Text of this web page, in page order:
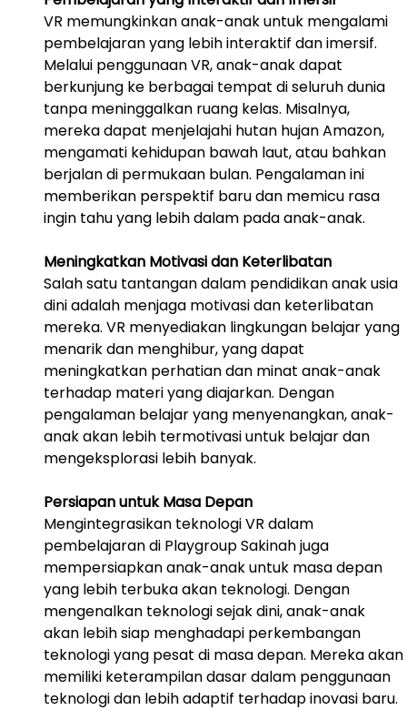
VR memungkinkan anak-anak untuk mengalami
pembelajaran yang lebih interaktif dan imersif.
Melalui penggunaan VR, anak-anak dapat
berkunjung ke berbagai tempat di seluruh dunia
tanpa meninggalkan ruang kelas. Misalnya,
mereka dapat menjelajahi hutan hujan Amazon,
mengamati kehidupan bawah laut, atau bahkan
berjalan di permukaan bulan. Pengalaman ini
memberikan perspektif baru dan memicu rasa
ingin tahu yang lebih dalam pada anak-anak.
Meningkatkan Motivasi dan Keterlibatan
Salah satu tantangan dalam pendidikan anak usia
dini adalah menjaga motivasi dan keterlibatan
mereka. VR menyediakan lingkungan belajar yang
menarik dan menghibur, yang dapat
meningkatkan perhatian dan minat anak-anak
terhadap materi yang diajarkan. Dengan
pengalaman belajar yang menyenangkan, anak-
anak akan lebih termotivasi untuk belajar dan
mengeksplorasi lebih banyak.
Persiapan untuk Masa Depan
Mengintegrasikan teknologi VR dalam
pembelajaran di Playgroup Sakinah juga
mempersiapkan anak-anak untuk masa depan
yang lebih terbuka akan teknologi. Dengan
mengenalkan teknologi sejak dini, anak-anak
akan lebih siap menghadapi perkembangan
teknologi yang pesat di masa depan. Mereka akan
memiliki keterampilan dasar dalam penggunaan
teknologi dan lebih adaptif terhadap inovasi baru.